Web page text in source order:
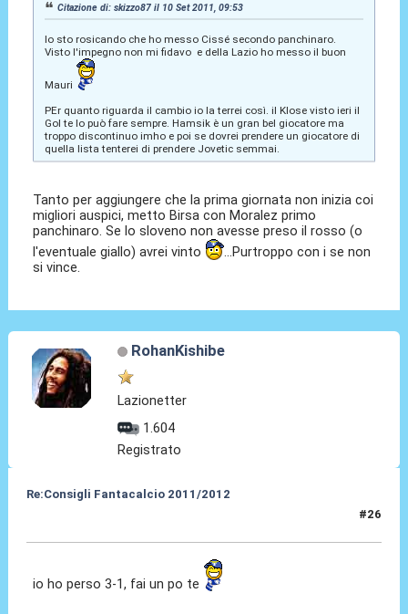
Citazione di: skizzo87 il 10 Set 2011, 09:53
Io sto rosicando che ho messo Cissé secondo panchinaro.
Visto l'impegno non mi fidavo e della Lazio ho messo il buon
Mauri
PEr quanto riguarda il cambio io la terrei così. il Klose visto ieri il
Gol te lo può fare sempre. Hamsik è un gran bel giocatore ma
troppo discontinuo imho e poi se dovrei prendere un giocatore di
quella lista tenterei di prendere Jovetic semmai.
Tanto per aggiungere che la prima giornata non inizia coi
migliori auspici, metto Birsa con Moralez primo
panchinaro. Se lo sloveno non avesse preso il rosso (o
l'eventuale giallo) avrei vinto
...Purtroppo con i se non
si vince.
RohanKishibe
Lazionetter
1.604
Registrato
Re:Consigli Fantacalcio 2011/2012
#26
io ho perso 3-1, fai un po te